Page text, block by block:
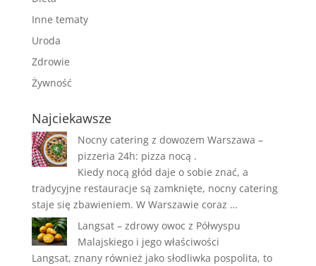
Inne tematy
Uroda
Zdrowie
Żywność
Najciekawsze
Nocny catering z dowozem Warszawa –
pizzeria 24h: pizza nocą .
Kiedy nocą głód daje o sobie znać, a
tradycyjne restauracje są zamknięte, nocny catering
staje się zbawieniem. W Warszawie coraz …
Langsat – zdrowy owoc z Półwyspu
Malajskiego i jego właściwości
Langsat, znany również jako słodliwka pospolita, to